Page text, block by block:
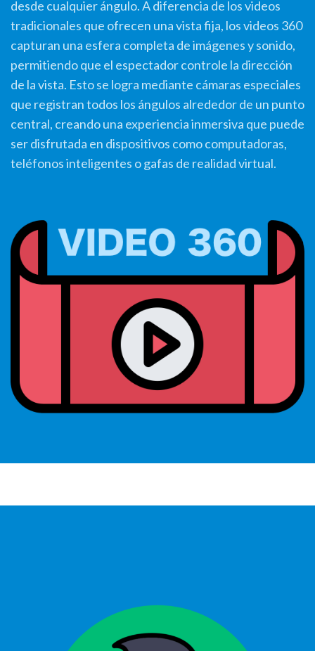
desde cualquier ángulo. A diferencia de los videos
tradicionales que ofrecen una vista fija, los videos 360
capturan una esfera completa de imágenes y sonido,
permitiendo que el espectador controle la dirección
de la vista. Esto se logra mediante cámaras especiales
que registran todos los ángulos alrededor de un punto
central, creando una experiencia inmersiva que puede
ser disfrutada en dispositivos como computadoras,
teléfonos inteligentes o gafas de realidad virtual.